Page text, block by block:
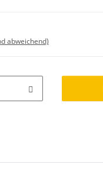
abweichend)